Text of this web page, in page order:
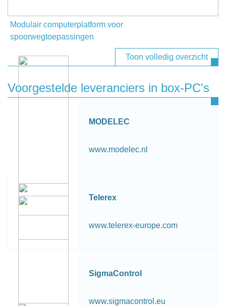
Modulair computerplatform voor
spoorwegtoepassingen
Toon volledig overzicht
Voorgestelde leveranciers in box-PC's
MODELEC
www.modelec.nl
Telerex
www.telerex-europe.com
SigmaControl
www.sigmacontrol.eu